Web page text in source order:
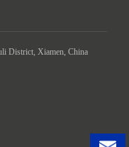
District, Xiamen, China